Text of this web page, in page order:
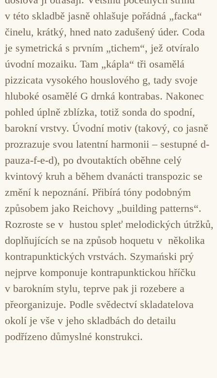
v této skladbě jasně ohlašuje pořádná „facka“
činelu, krátký, hned nato zadušený úder. Coda
je symetrická s prvním „tichem“, jež otvíralo
úvodní mozaiku. Tam „kápla“ tři osamělá
pizzicata vysokého houslového g, tady svoje
hluboké osamělé G drnká kontrabas. Nakonec
pohled úplně zblízka, totiž sonda do spodní,
barokní vrstvy. Úvodní motiv (takový, co jasně
prozrazuje svou latentní harmonii – sestupné d-
pauza-f-e-d), po dvoutaktích oběhne celý
kvintový kruh a během dvanácti transpozic se
změní k nepoznání. Přibírá tóny podobným
způsobem jako Reichovy „building patterns“.
Rozroste se v hustou spleť melodických útržků,
doplňujících se na způsob hoquetu v několika
kontrapunktických vrstvách. Szymański prý
nejprve komponuje kontrapunktickou hříčku
v barokním stylu, teprve pak ji rozebere a
přeorganizuje. Podle svědectví skladatelova
okolí je vše v jeho skladbách do detailu
podřízeno důmyslné konstrukci.